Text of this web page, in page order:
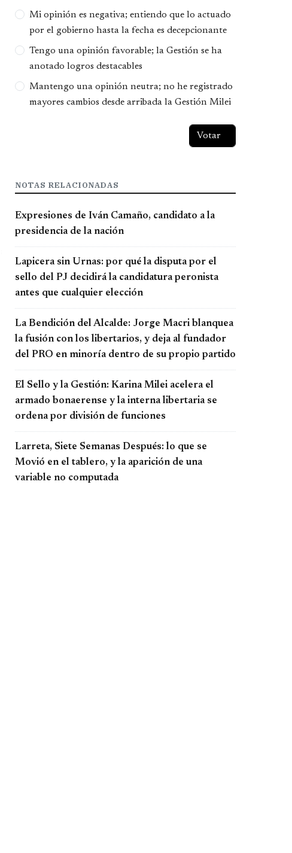
Opciones
Mi opinión es negativa; entiendo que lo actuado
por el gobierno hasta la fecha es decepcionante
Tengo una opinión favorable; la Gestión se ha
anotado logros destacables
Mantengo una opinión neutra; no he registrado
mayores cambios desde arribada la Gestión Milei
NOTAS RELACIONADAS
Expresiones de Iván Camaño, candidato a la
presidencia de la nación
Lapicera sin Urnas: por qué la disputa por el
sello del PJ decidirá la candidatura peronista
antes que cualquier elección
La Bendición del Alcalde: Jorge Macri blanquea
la fusión con los libertarios, y deja al fundador
del PRO en minoría dentro de su propio partido
El Sello y la Gestión: Karina Milei acelera el
armado bonaerense y la interna libertaria se
ordena por división de funciones
Larreta, Siete Semanas Después: lo que se
Movió en el tablero, y la aparición de una
variable no computada